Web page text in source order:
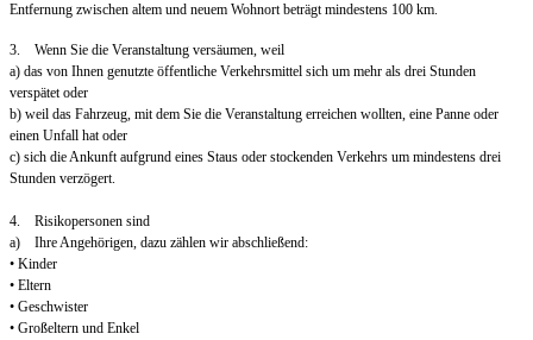
Entfernung zwischen altem und neuem Wohnort beträgt mindestens 100 km.
3. Wenn Sie die Veranstaltung versäumen, weil
a) das von Ihnen genutzte öffentliche Verkehrsmittel sich um mehr als drei Stunden
verspätet oder
b) weil das Fahrzeug, mit dem Sie die Veranstaltung erreichen wollten, eine Panne oder
einen Unfall hat oder
c) sich die Ankunft aufgrund eines Staus oder stockenden Verkehrs um mindestens drei
Stunden verzögert.
4. Risikopersonen sind
a) Ihre Angehörigen, dazu zählen wir abschließend:
• Kinder
• Eltern
• Geschwister
• Großeltern und Enkel